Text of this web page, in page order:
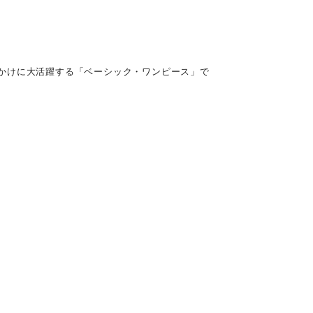
けに大活躍する「ベーシック・ワンピース」で